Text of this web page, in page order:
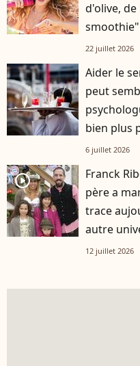
d'olive,
smoothie"
22 juillet 2026
Aider le
peut
bien plus
6 juillet 2026
player2
Franck
père a
trace
autre
12 juillet 2026